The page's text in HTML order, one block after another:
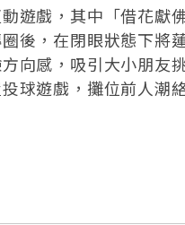
遊戲，其中「借花獻
後，在閉眼狀態下將
向感，吸引大小朋友
球遊戲，攤位前人潮